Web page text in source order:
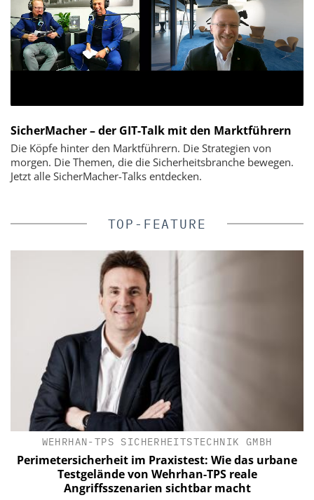
SicherMacher – der GIT-Talk mit den Marktführern
Die Köpfe hinter den Marktführern. Die Strategien von
morgen. Die Themen, die die Sicherheitsbranche bewegen.
Jetzt alle SicherMacher-Talks entdecken.
TOP-FEATURE
WEHRHAN-TPS SICHERHEITSTECHNIK GMBH
Perimetersicherheit im Praxistest: Wie das urbane
Testgelände von Wehrhan-TPS reale
Angriffsszenarien sichtbar macht